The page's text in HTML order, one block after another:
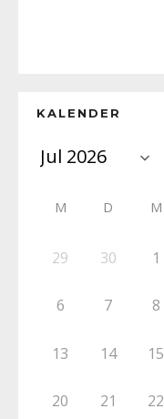
KALENDER
M D M
29 30 1
6 7 8
13 14 15
20 21 22